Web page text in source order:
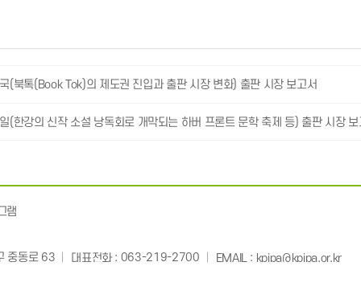
(북톡(Book Tok)의 제도권 진입과 출판 시장 변화) 출판 시장 보고서
(한강의 신작 소설 낭독회로 개막되는 하버 프론트 문학 축제 등) 출판 시장 보
램
중동로 63 대표전화: 063-219-2700 EMAIL : kpipa@kpipa.or.kr